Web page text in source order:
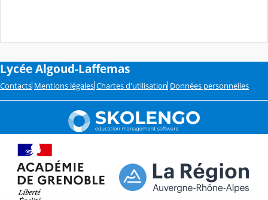
Lycée Algoud-Laffemas
Contacts Mentions légales Chartes d'utilisation Données personnelles